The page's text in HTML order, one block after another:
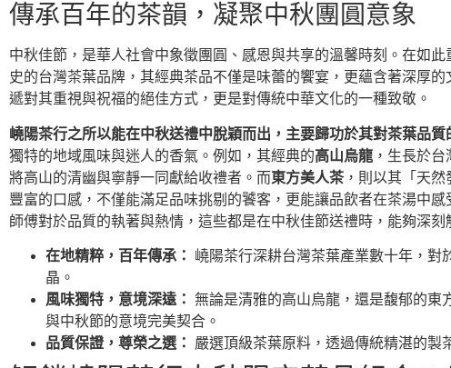
傳承百年的茶韻，凝聚中秋團圓意象
中秋佳節，是華人社會中象徵團圓、感恩與共享的溫馨時刻。在如
史的台灣茶葉品牌，其經典茶品不僅是味蕾的饗宴，更蘊含著深厚
遞對其重視與祝福的絕佳方式，更是對傳統中華文化的一種致敬。
嶢陽茶行之所以能在中秋送禮中脫穎而出，主要歸功於其對茶葉品
獨特的地域風味與迷人的香氣。例如，其經典的高山烏龍 ，生長於
將高山的清幽與寧靜一同獻給收禮者。而東方美人茶，則以其「天然
豐富的口感，不僅能滿足品味挑剔的饕客，更能讓品飲者在茶湯中
師傅對於品質的執著與熱情，這些都是在中秋佳節送禮時，能夠深刻
在地精粹，百年傳承：
嶢陽茶行深耕台灣茶葉產業數十年，對
晶。
風味獨特，意境深遠： 無論是清雅的高山烏龍，還是馥郁的東
與中秋節的意境完美契合。
品質保證，尊榮之選：
嚴選頂級茶葉原料，透過傳統精湛的製